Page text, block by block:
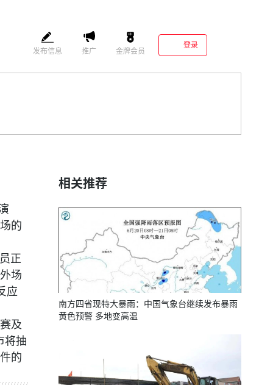
发布信息 推广 金牌会员
登录
的
正
场
应
及
将抽
的
相关推荐
南方四省现特大暴雨：中国气象台继续发布暴雨
黄色预警 多地变高温